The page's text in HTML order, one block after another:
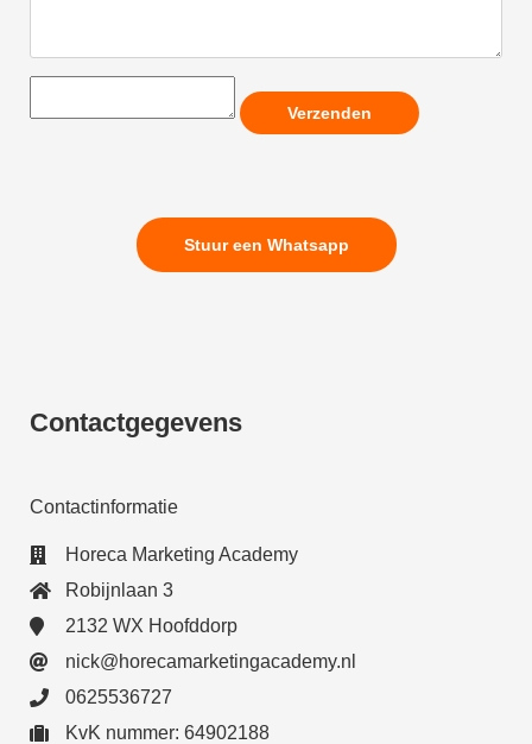
Verzenden
Stuur een Whatsapp
Contactgegevens
Contactinformatie
Horeca Marketing Academy
Robijnlaan 3
2132 WX Hoofddorp
nick@horecamarketingacademy.nl
0625536727
KvK nummer: 64902188